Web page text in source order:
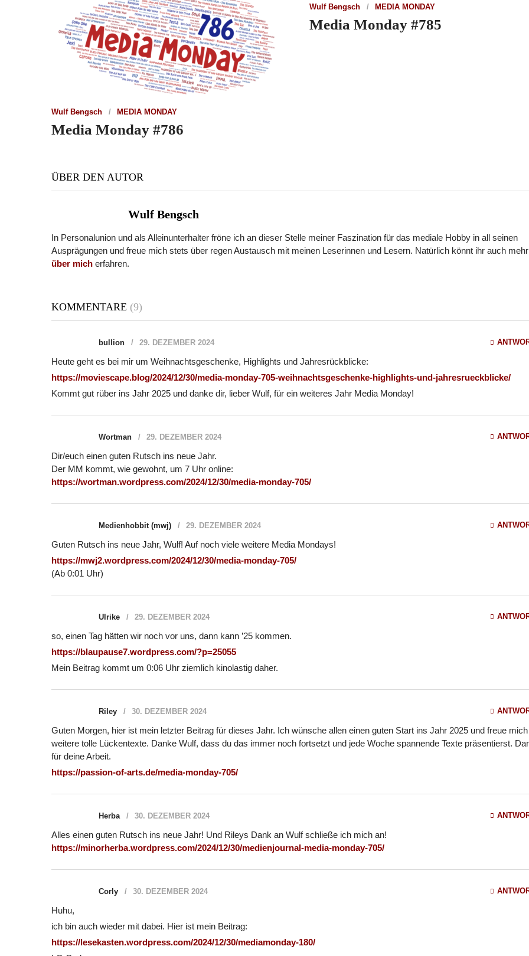
Wulf Bengsch MEDIA MONDAY
Media Monday #786
Wulf Bengsch MEDIA MONDAY
Media Monday #785
ÜBER DEN AUTOR
Wulf Bengsch
In Personalunion und als Alleinunterhalter fröne ich an dieser Stelle meiner Faszination für das mediale Hobby in all seinen
Ausprägungen und freue mich stets über regen Austausch mit meinen Leserinnen und Lesern. Natürlich könnt ihr auch mehr
über mich erfahren.
KOMMENTARE (9)
bullion 29. DEZEMBER 2024
Heute geht es bei mir um Weihnachtsgeschenke, Highlights und Jahresrückblicke:
https://moviescape.blog/2024/12/30/media-monday-705-weihnachtsgeschenke-highlights-und-jahresrueckblicke/
Kommt gut rüber ins Jahr 2025 und danke dir, lieber Wulf, für ein weiteres Jahr Media Monday!
Wortman 29. DEZEMBER 2024
Dir/euch einen guten Rutsch ins neue Jahr.
Der MM kommt, wie gewohnt, um 7 Uhr online:
https://wortman.wordpress.com/2024/12/30/media-monday-705/
Medienhobbit (mwj) 29. DEZEMBER 2024
Guten Rutsch ins neue Jahr, Wulf! Auf noch viele weitere Media Mondays!
https://mwj2.wordpress.com/2024/12/30/media-monday-705/
(Ab 0:01 Uhr)
Ulrike 29. DEZEMBER 2024
so, einen Tag hätten wir noch vor uns, dann kann ’25 kommen.
https://blaupause7.wordpress.com/?p=25055
Mein Beitrag kommt um 0:06 Uhr ziemlich kinolastig daher.
Riley 30. DEZEMBER 2024
Guten Morgen, hier ist mein letzter Beitrag für dieses Jahr. Ich wünsche allen einen guten Start ins Jahr 2025 und freue
weitere tolle Lückentexte. Danke Wulf, dass du das immer noch fortsetzt und jede Woche spannende Texte präsentierst.
für deine Arbeit.
https://passion-of-arts.de/media-monday-705/
Herba 30. DEZEMBER 2024
Alles einen guten Rutsch ins neue Jahr! Und Rileys Dank an Wulf schließe ich mich an!
https://minorherba.wordpress.com/2024/12/30/medienjournal-media-monday-705/
Corly 30. DEZEMBER 2024
Huhu,
ich bin auch wieder mit dabei. Hier ist mein Beitrag:
https://lesekasten.wordpress.com/2024/12/30/mediamonday-180/